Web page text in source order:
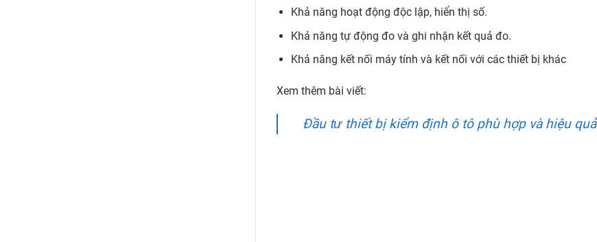
Khả năng hoạt động độc lập, hiển thị số.
Khả năng tự động đo và ghi nhận kết quả đo.
Khả năng kết nối máy tính và kết nối với các thiết bị khác
Xem thêm bài viết:
Đầu tư thiết bị kiểm định ô tô phù hợp và hiệu quả